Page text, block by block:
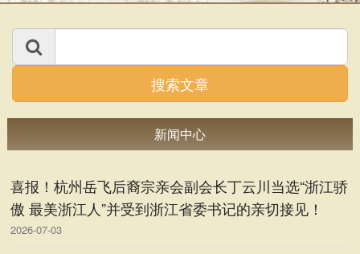
搜索文章
新闻中心
喜报！杭州岳飞后裔宗亲会副会长丁云川当选“浙江骄
傲 最美浙江人”并受到浙江省委书记的亲切接见！
2026-07-03